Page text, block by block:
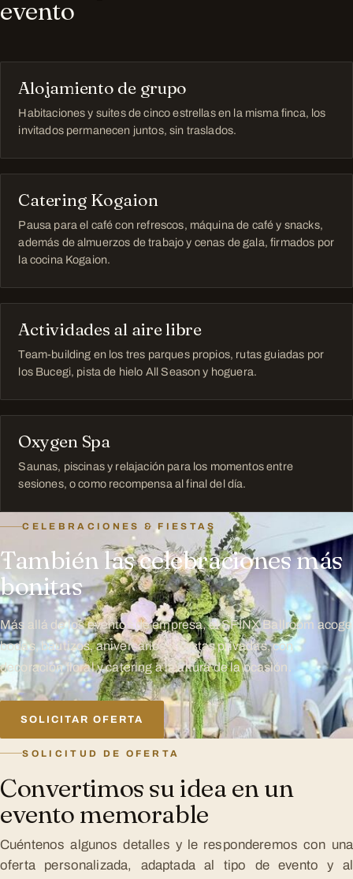
evento
Alojamiento de grupo
Habitaciones y suites de cinco estrellas en la misma finca, los
invitados permanecen juntos, sin traslados.
Catering Kogaion
Pausa para el café con refrescos, máquina de café y snacks,
además de almuerzos de trabajo y cenas de gala, firmados por
la cocina Kogaion.
Actividades al aire libre
Team-building en los tres parques propios, rutas guiadas por
los Bucegi, pista de hielo All Season y hoguera.
Oxygen Spa
Saunas, piscinas y relajación para los momentos entre
sesiones, o como recompensa al final del día.
CELEBRACIONES & FIESTAS
También las celebraciones más
bonitas
Más allá de los eventos de empresa, el SFINX Ballroom acoge
bodas, bautizos, aniversarios y fiestas privadas, con
decoración floral y catering a la altura de la ocasión.
SOLICITAR OFERTA
SOLICITUD DE OFERTA
Convertimos su idea en un
evento memorable
Cuéntenos algunos detalles y le responderemos con una
oferta personalizada, adaptada al tipo de evento y al